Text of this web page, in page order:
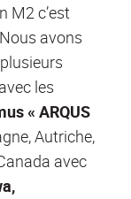
M2 c’est
avons
les
« ARQUS
Autriche,
avec